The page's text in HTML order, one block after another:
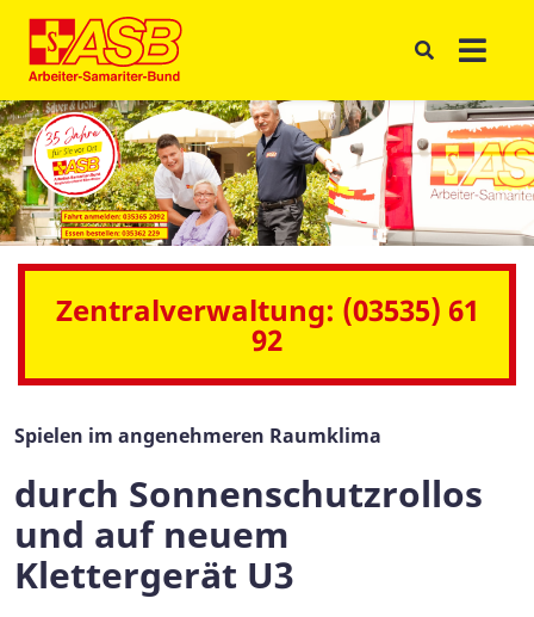
Zentralverwaltung: (03535) 61
92
Spielen im angenehmeren Raumklima
durch Sonnenschutzrollos
und auf neuem
Klettergerät U3